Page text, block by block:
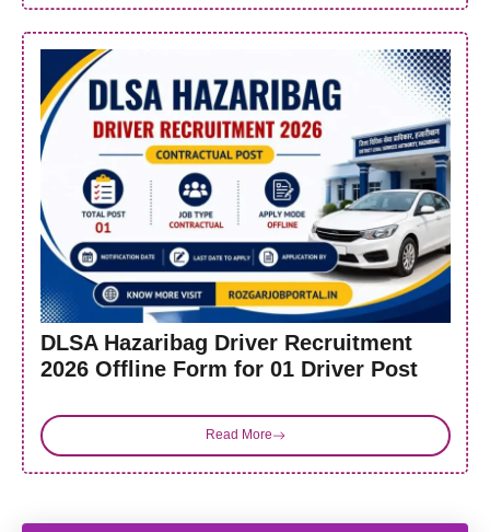
DLSA Hazaribag Driver Recruitment
2026 Offline Form for 01 Driver Post
Read More